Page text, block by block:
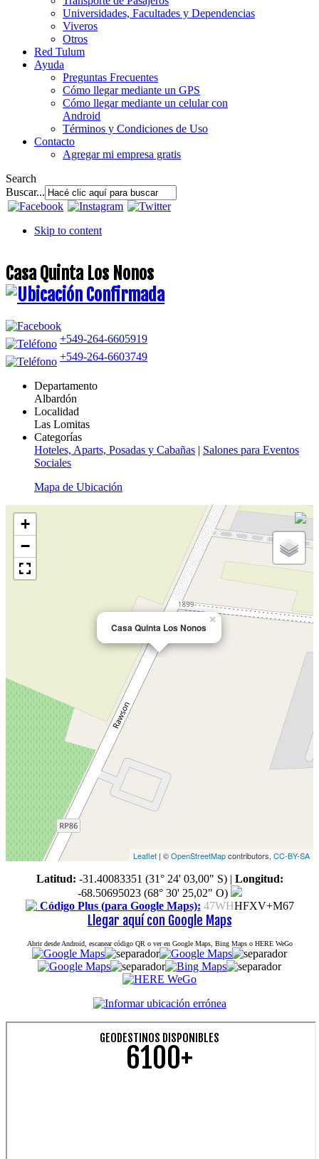
Universidades, Facultades y Dependencias
Viveros
Otros
Red Tulum
Ayuda
Preguntas Frecuentes
Cómo llegar mediante un GPS
Cómo llegar mediante un celular con
Android
Términos y Condiciones de Uso
Contacto
Agregar mi empresa gratis
Search
Buscar...
Skip to content
Casa Quinta Los Nonos
+549-264-6605919
+549-264-6603749
Departamento
Albardón
Localidad
Las Lomitas
Categorías
Hoteles, Aparts, Posadas y Cabañas | Salones para Eventos
Sociales
Mapa de Ubicación
Casa Quinta Los Nonos
×
+
−
Leaflet | ©OpenStreetMapcontributors, CC-BY-SA
Latitud: -31.40083351 (31° 24' 03,00" S)| Longitud:
-68.50695023 (68° 30' 25,02" O)
Código Plus (para Google Maps): 47WHHFXV+M67
Llegar aquí con Google Maps
Abrir desde Android, escanear código QR o ver en Google Maps, Bing Maps o HERE WeGo
GEODESTINOS DISPONIBLES
6100+